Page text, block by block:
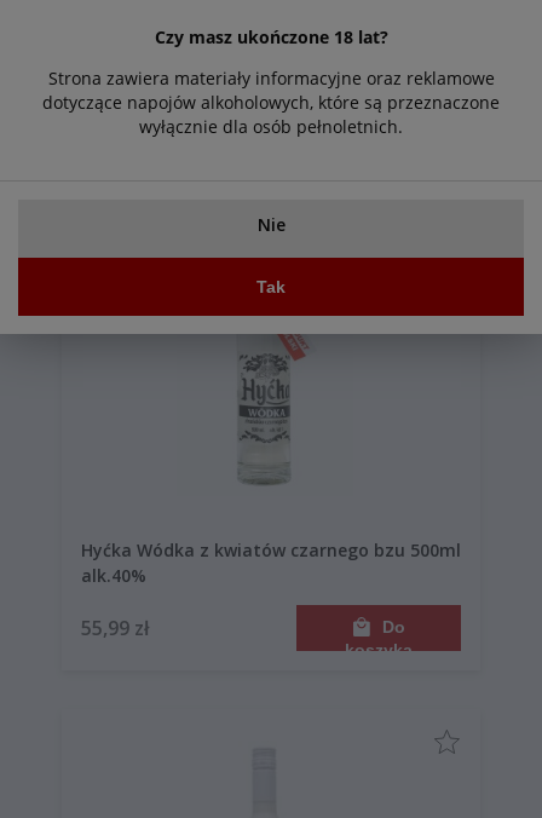
Czy masz ukończone 18 lat?
Strona zawiera materiały informacyjne oraz reklamowe
dotyczące napojów alkoholowych, które są przeznaczone
wyłącznie dla osób pełnoletnich.
Nie
Tak
Hyćka Specjał z kwiatów czarnego bzu (
53,99 zł
Do
koszyka
Hyćka Wódka z kwiatów czarnego bzu 500ml
alk.40%
55,99 zł
Do
koszyka